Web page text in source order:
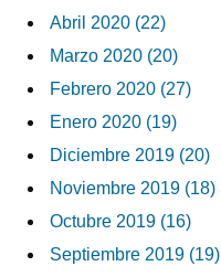
Abril 2020 (22)
Marzo 2020 (20)
Febrero 2020 (27)
Enero 2020 (19)
Diciembre 2019 (20)
Noviembre 2019 (18)
Octubre 2019 (16)
Septiembre 2019 (19)